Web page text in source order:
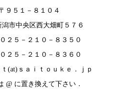
９５１－８１０４
潟市中央区西大畑町５７６
２５－２１０－８３５０
２５－２１０－８３６０
(at)ｓａｉｔｏｕｋｅ．ｊｐ
@ に置き換えて下さい．